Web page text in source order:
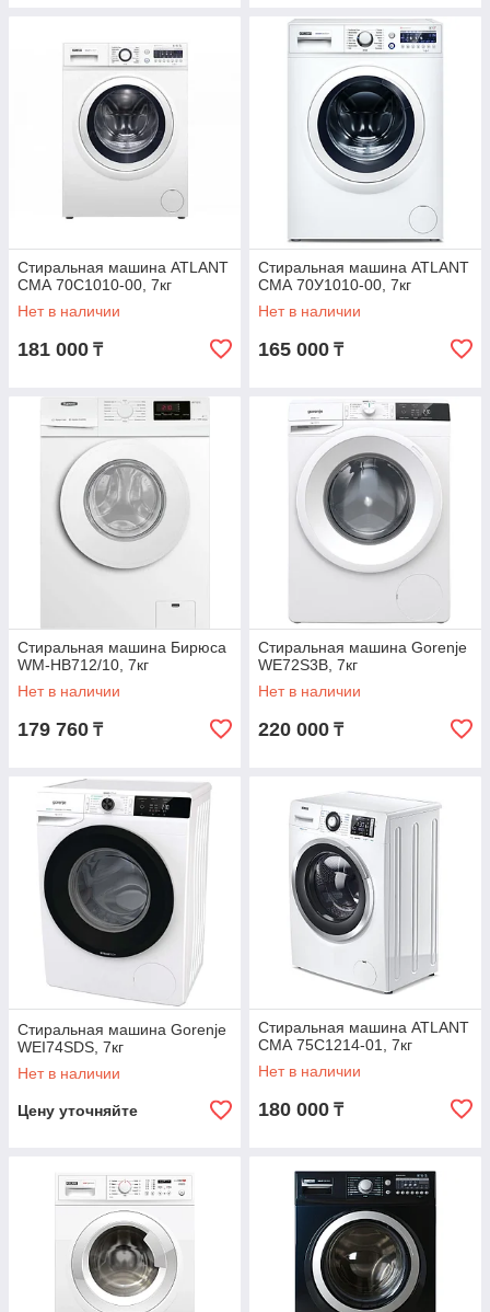
Стиральная машина ATLANT
СМА 70С1010-00, 7кг
Нет в наличии
181 000 ₸
Стиральная машина ATLANT
СМА 70У1010-00, 7кг
Нет в наличии
165 000 ₸
Стиральная машина Бирюса
WM-HB712/10, 7кг
Нет в наличии
179 760 ₸
Стиральная машина Gorenje
WE72S3B, 7кг
Нет в наличии
220 000 ₸
Стиральная машина Gorenje
WEI74SDS, 7кг
Нет в наличии
Цену уточняйте
Стиральная машина ATLANT
СМА 75С1214-01, 7кг
Нет в наличии
180 000 ₸